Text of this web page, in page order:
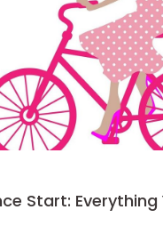
Start: Everything